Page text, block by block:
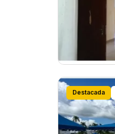
Destacada